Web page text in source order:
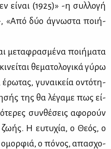
εί­ναι (1925)» -η συλ­λο­γή
, «Από δύο άγνω­στα ποι­ή­
με­τα­φρα­σμέ­να ποι­ή­μα­τα
θε­μα­το­λο­γι­κά γύ­ρω
γυ­ναι­κεία οντό­τη­
της θα λέ­γα­με πως εί­
συν­θέ­σεις αφο­ρούν
Η ευ­τυ­χία, ο Θε­ός, ο
ο πό­νος, απα­σχο­